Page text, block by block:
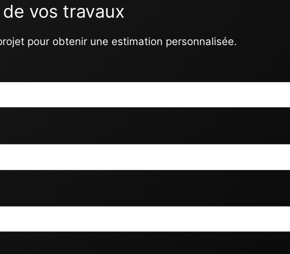
vos travaux
pour obtenir une estimation personnalisée.